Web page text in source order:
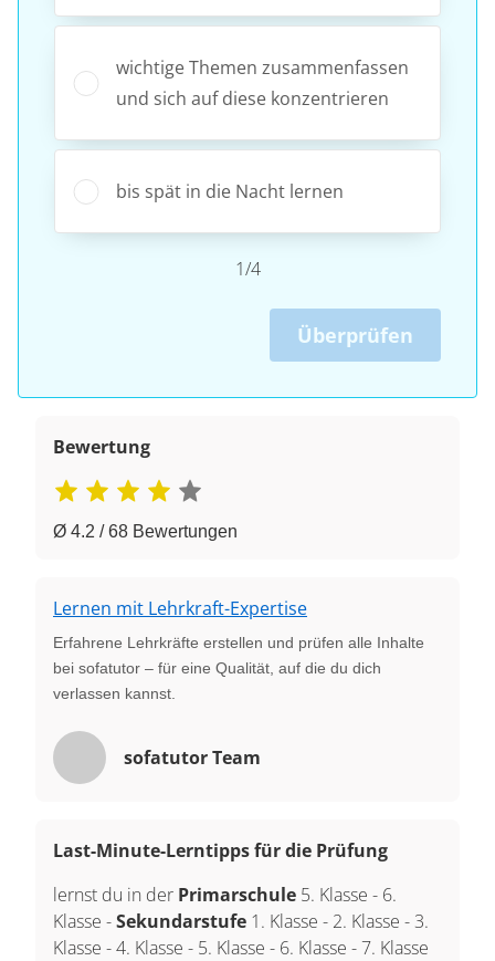
wichtige Themen zusammenfassen
und sich auf diese konzentrieren
bis spät in die Nacht lernen
1/4
Überprüfen
Bewertung
Ø 4.2 / 68 Bewertungen
Lernen mit Lehrkraft-Expertise
Erfahrene Lehrkräfte erstellen und prüfen alle Inhalte
bei sofatutor – für eine Qualität, auf die du dich
verlassen kannst.
sofatutor Team
Last-Minute-Lerntipps für die Prüfung
lernst du in der Primarschule 5. Klasse - 6.
Klasse -Sekundarstufe 1. Klasse - 2. Klasse - 3.
Klasse -4. Klasse - 5. Klasse - 6. Klasse -7. Klasse